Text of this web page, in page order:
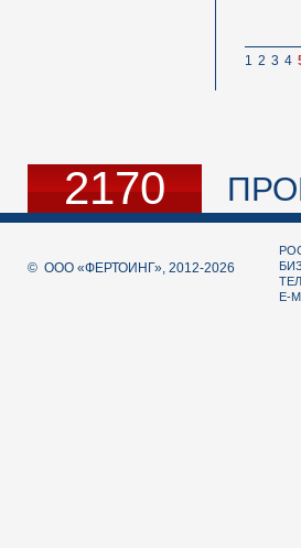
1 2 3 4
2170
© ООО «ФЕРТОИНГ», 2012-2026
E-